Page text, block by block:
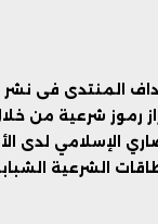
المنتدى فى نشر
رموز شرعية من
الإسلامي لدى
الشرعية